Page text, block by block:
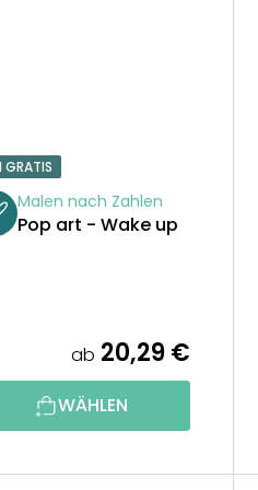
GRATIS
Malen nach Zahlen
Pop art - Wake up
ab 20,29 €
WÄHLEN